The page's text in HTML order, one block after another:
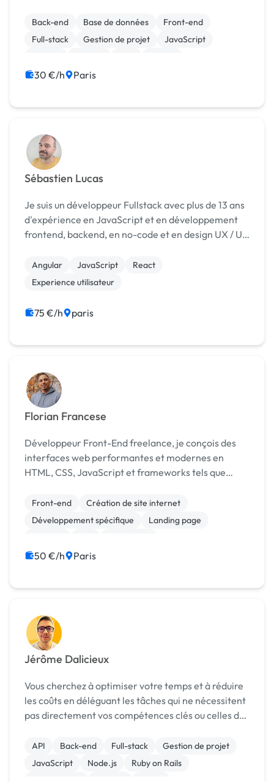
associations. Que ce soit pour la création d’un site
vitrine, d’...
Back-end Base de données
Front-end
Full-stack
Gestion de projet
JavaScript
30 €/h Paris
Sébastien Lucas
Je suis un développeur Fullstack avec plus de 13 ans
d'expérience en JavaScript et en développement
frontend, backend, en no-code et en design UX / UI.
code de qualité, facilement compréhensible,...
Angular JavaScript
React
Experience utilisateur
75 €/h paris
Florian Francese
Développeur Front-End freelance, je conçois des
interfaces web performantes et modernes en
HTML, CSS, JavaScript et frameworks tels que
l’intégration no-code, j’utilise des outils comme
Directus ...
Front-end
Création de site internet
Développement spécifique
Landing page
50 €/h Paris
Jérôme Dalicieux
Vous cherchez à optimiser votre temps et à réduire
les coûts en déléguant les tâches qui ne nécessitent
pas directement vos compétences clés ou celles de
mesure, rapidement mises en œuvre et parfait...
API Back-end Full-stack
Gestion de projet
JavaScript
Node.js
Ruby on Rails